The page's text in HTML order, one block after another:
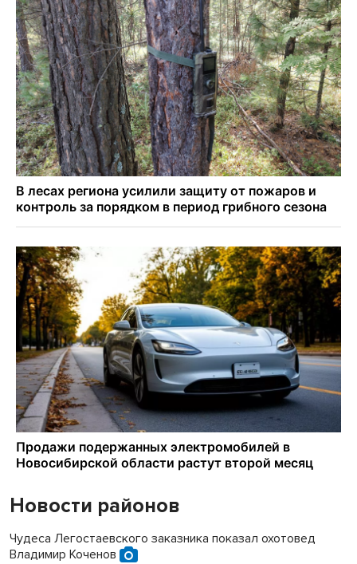
Новости районов
Чудеса Легостаевского заказника показал охотовед
Владимир Коченов